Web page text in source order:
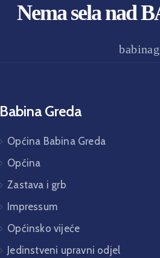
Nema sela nad
Babina Greda
Općina Babina Greda
Općina
Zastava i grb
Impressum
Općinsko vijeće
Jedinstveni upravni odjel